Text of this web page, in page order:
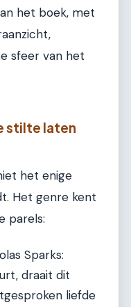
het boek, met
sfeer van het
stilte laten
het enige
Het genre kent
parels:
Sparks:
draait dit
liefde